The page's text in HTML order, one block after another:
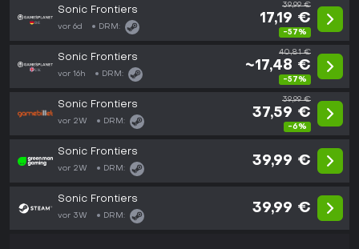
Sonic Frontiers
vor 6d DRM:
39,99 €
17,19 €
-57%
Sonic Frontiers
vor 16h DRM:
40,81 €
~17,48 €
-57%
Sonic Frontiers
vor 2W DRM:
39,99 €
37,59 €
-6%
Sonic Frontiers
vor 2W DRM:
39,99 €
Sonic Frontiers
vor 3W DRM:
39,99 €